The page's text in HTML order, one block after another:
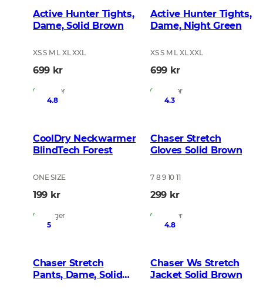
Active Hunter Tights,
Dame, Solid Brown
XS S M L XL XXL
699 kr
På lager
Active Hunter Tights,
Dame, Night Green
XS S M L XL XXL
699 kr
På lager
4.8
CoolDry Neckwarmer
BlindTech Forest
ONE SIZE
199 kr
På lager
4.3
Chaser Stretch
Gloves Solid Brown
7 8 9 10 11
299 kr
På lager
5
Chaser Stretch
Pants, Dame, Solid
4.8
Chaser Ws Stretch
Jacket Solid Brown